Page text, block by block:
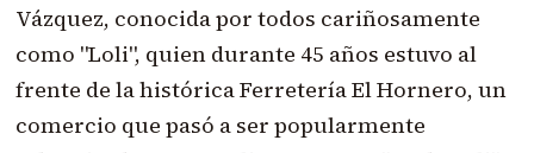
Vázquez, conocida por todos cariñosamente
como "Loli", quien durante 45 años estuvo al
frente de la histórica Ferretería El Hornero, un
comercio que pasó a ser popularmente